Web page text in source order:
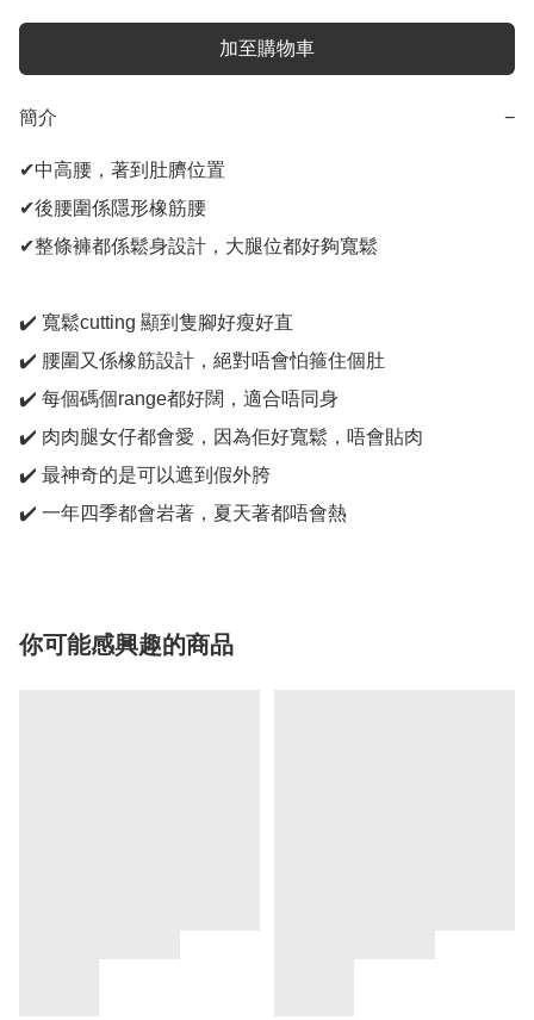
加至購物車
簡介 −
✔中高腰，著到肚臍位置
✔後腰圍係隱形橡筋腰
✔整條褲都係鬆身設計，大腿位都好夠寬鬆
✔️ 寬鬆cutting 顯到隻腳好瘦好直
✔️ 腰圍又係橡筋設計，絕對唔會怕箍住個肚
✔️ 每個碼個range都好闊，適合唔同身
✔️ 肉肉腿女仔都會愛，因為佢好寬鬆，唔會貼肉
✔️ 最神奇的是可以遮到假外胯
✔️ 一年四季都會岩著，夏天著都唔會熱
你可能感興趣的商品